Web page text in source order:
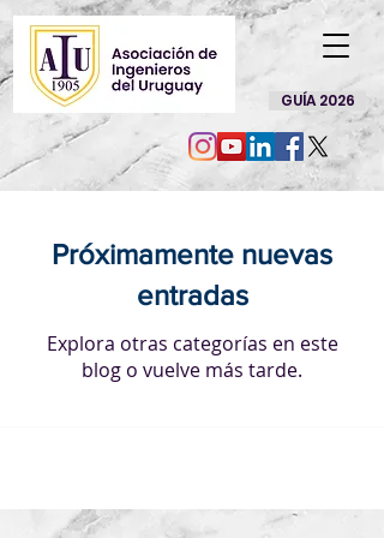
GUÍA 2026
Próximamente nuevas
entradas
Explora otras categorías en este
blog o vuelve más tarde.